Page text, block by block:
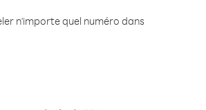
n'importe quel numéro dans